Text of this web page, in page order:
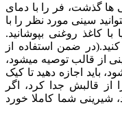
ها گذشت، فر را با دمای
سینی مورد نظر را با
کاغذ روغنی بپوشانید.
ضمن استفاده از
از قالب توصیه میشود،
باید اجازه دهید تا کیک
از قالبش جدا کرد، اگر
شیرینی شما کاملا خورد